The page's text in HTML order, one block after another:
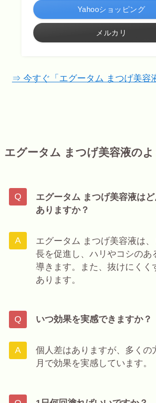
Yahooショッピング
メルカリ
⇒ 今すぐ「エグータム まつげ美容
エグータム まつげ美容液の
エグータム まつげ美容液は
ありますか？
エグータム まつげ美容液は
長を促進し、ハリやコシのあ
導きます。また、抜けにくく
あります。
いつ効果を実感できますか？
個人差はありますが、多くの
月で効果を実感しています。